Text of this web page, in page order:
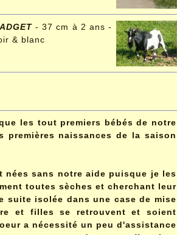
- 37 cm à 2 ans -
& blanc
les tout premiers bébés de notre
premières naissances de la saison
nées sans notre aide puisque je les
toutes sèches et cherchant leur
suite isolée dans une case de mise
et filles se retrouvent et soient
a nécessité un peu d'assistance